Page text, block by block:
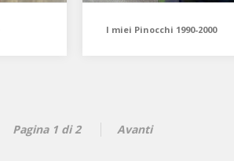
I miei Pinocchi 1990-2000
Pagina 1 di 2 Avanti